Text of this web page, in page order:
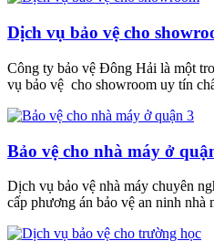
Dịch vụ bảo vệ cho
Công ty bảo vệ Đông Hải là một
vụ bảo vệ cho showroom uy tín
Bảo vệ cho nhà máy ở
Dịch vụ bảo vệ nhà máy chuyên
cấp phương án bảo vệ an ninh nhà